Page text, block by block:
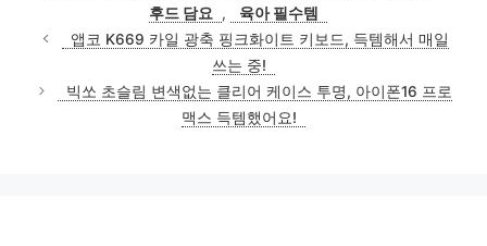
후드 담요
,
육아 필수템
앱코 K669 카일 광축 핑크화이트 키보드, 득템해서 매일
쓰는 중!
빅쏘 초슬림 변색없는 클리어 케이스 투명, 아이폰16 프로
맥스 득템했어요!